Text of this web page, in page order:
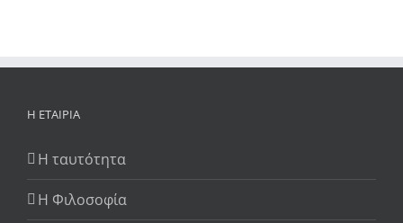
Η ΕΤΑΙΡΊΑ
Η ταυτότητα
Η Φιλοσοφία